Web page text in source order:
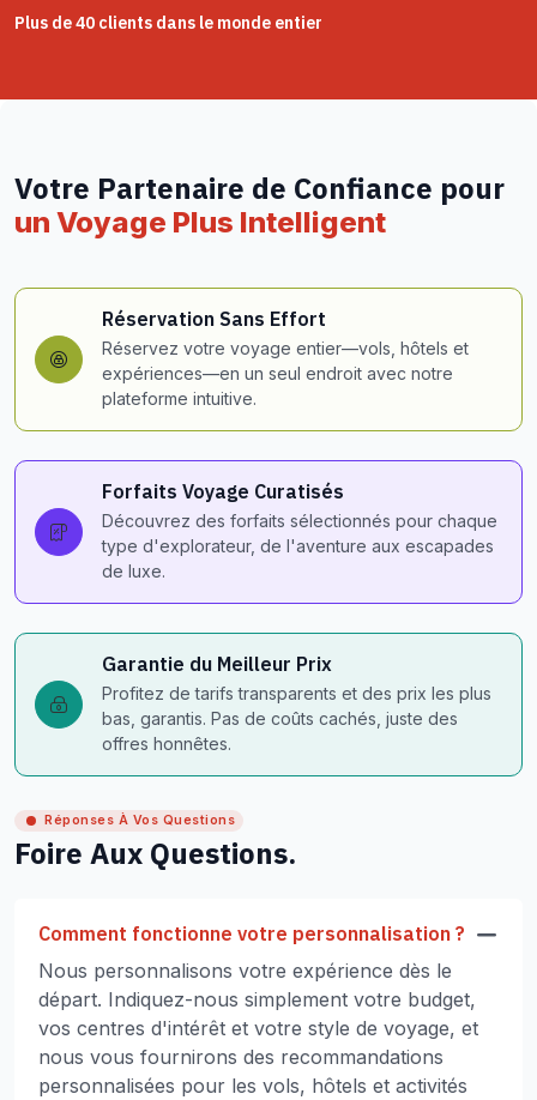
Plus de 40 clients dans le monde entier
Votre Partenaire de Confiance pour
un Voyage Plus Intelligent
Réservation Sans Effort
Réservez votre voyage entier—vols, hôtels et
expériences—en un seul endroit avec notre
plateforme intuitive.
Forfaits Voyage Curatisés
Découvrez des forfaits sélectionnés pour chaque
type d'explorateur, de l'aventure aux escapades
de luxe.
Garantie du Meilleur Prix
Profitez de tarifs transparents et des prix les plus
bas, garantis. Pas de coûts cachés, juste des
offres honnêtes.
Réponses À Vos Questions
Foire Aux Questions.
Comment fonctionne votre personnalisation ?
Nous personnalisons votre expérience dès le
départ. Indiquez-nous simplement votre budget,
vos centres d'intérêt et votre style de voyage, et
nous vous fournirons des recommandations
personnalisées pour les vols, hôtels et activités